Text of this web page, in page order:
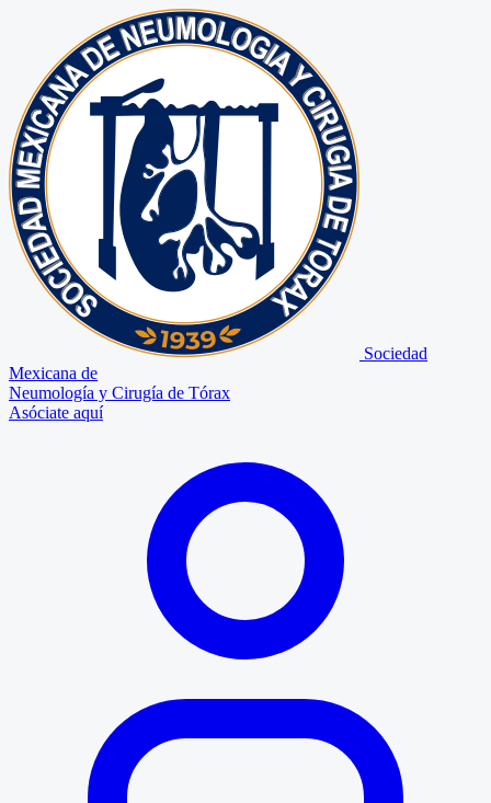
Sociedad
Mexicana de
Neumología y Cirugía de Tórax
Asóciate aquí